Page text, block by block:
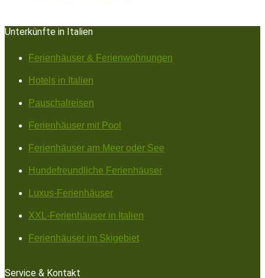
Unterkünfte in Italien
Ferienhäuser & Ferienwohnungen
Hotels in Italien
Pauschalreisen
Ferienhäuser mit Pool
Ferienhäuser am Meer oder See
Hundefreundliche Ferienhäuser
Luxus-Ferienhäuser
XXL-Ferienhäuser in Italien
Ferienhäuser im Skigebiet
Service & Kontakt